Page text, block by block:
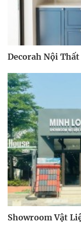
Decorah Nội Thất
Showroom Vật